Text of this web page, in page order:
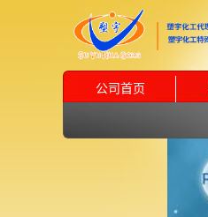
公司首页